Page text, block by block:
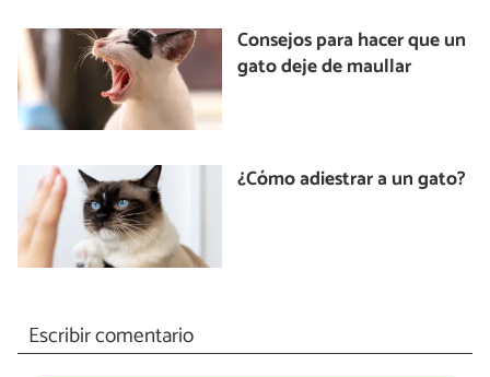
Consejos para hacer que un
gato deje de maullar
¿Cómo adiestrar a un gato?
Escribir comentario